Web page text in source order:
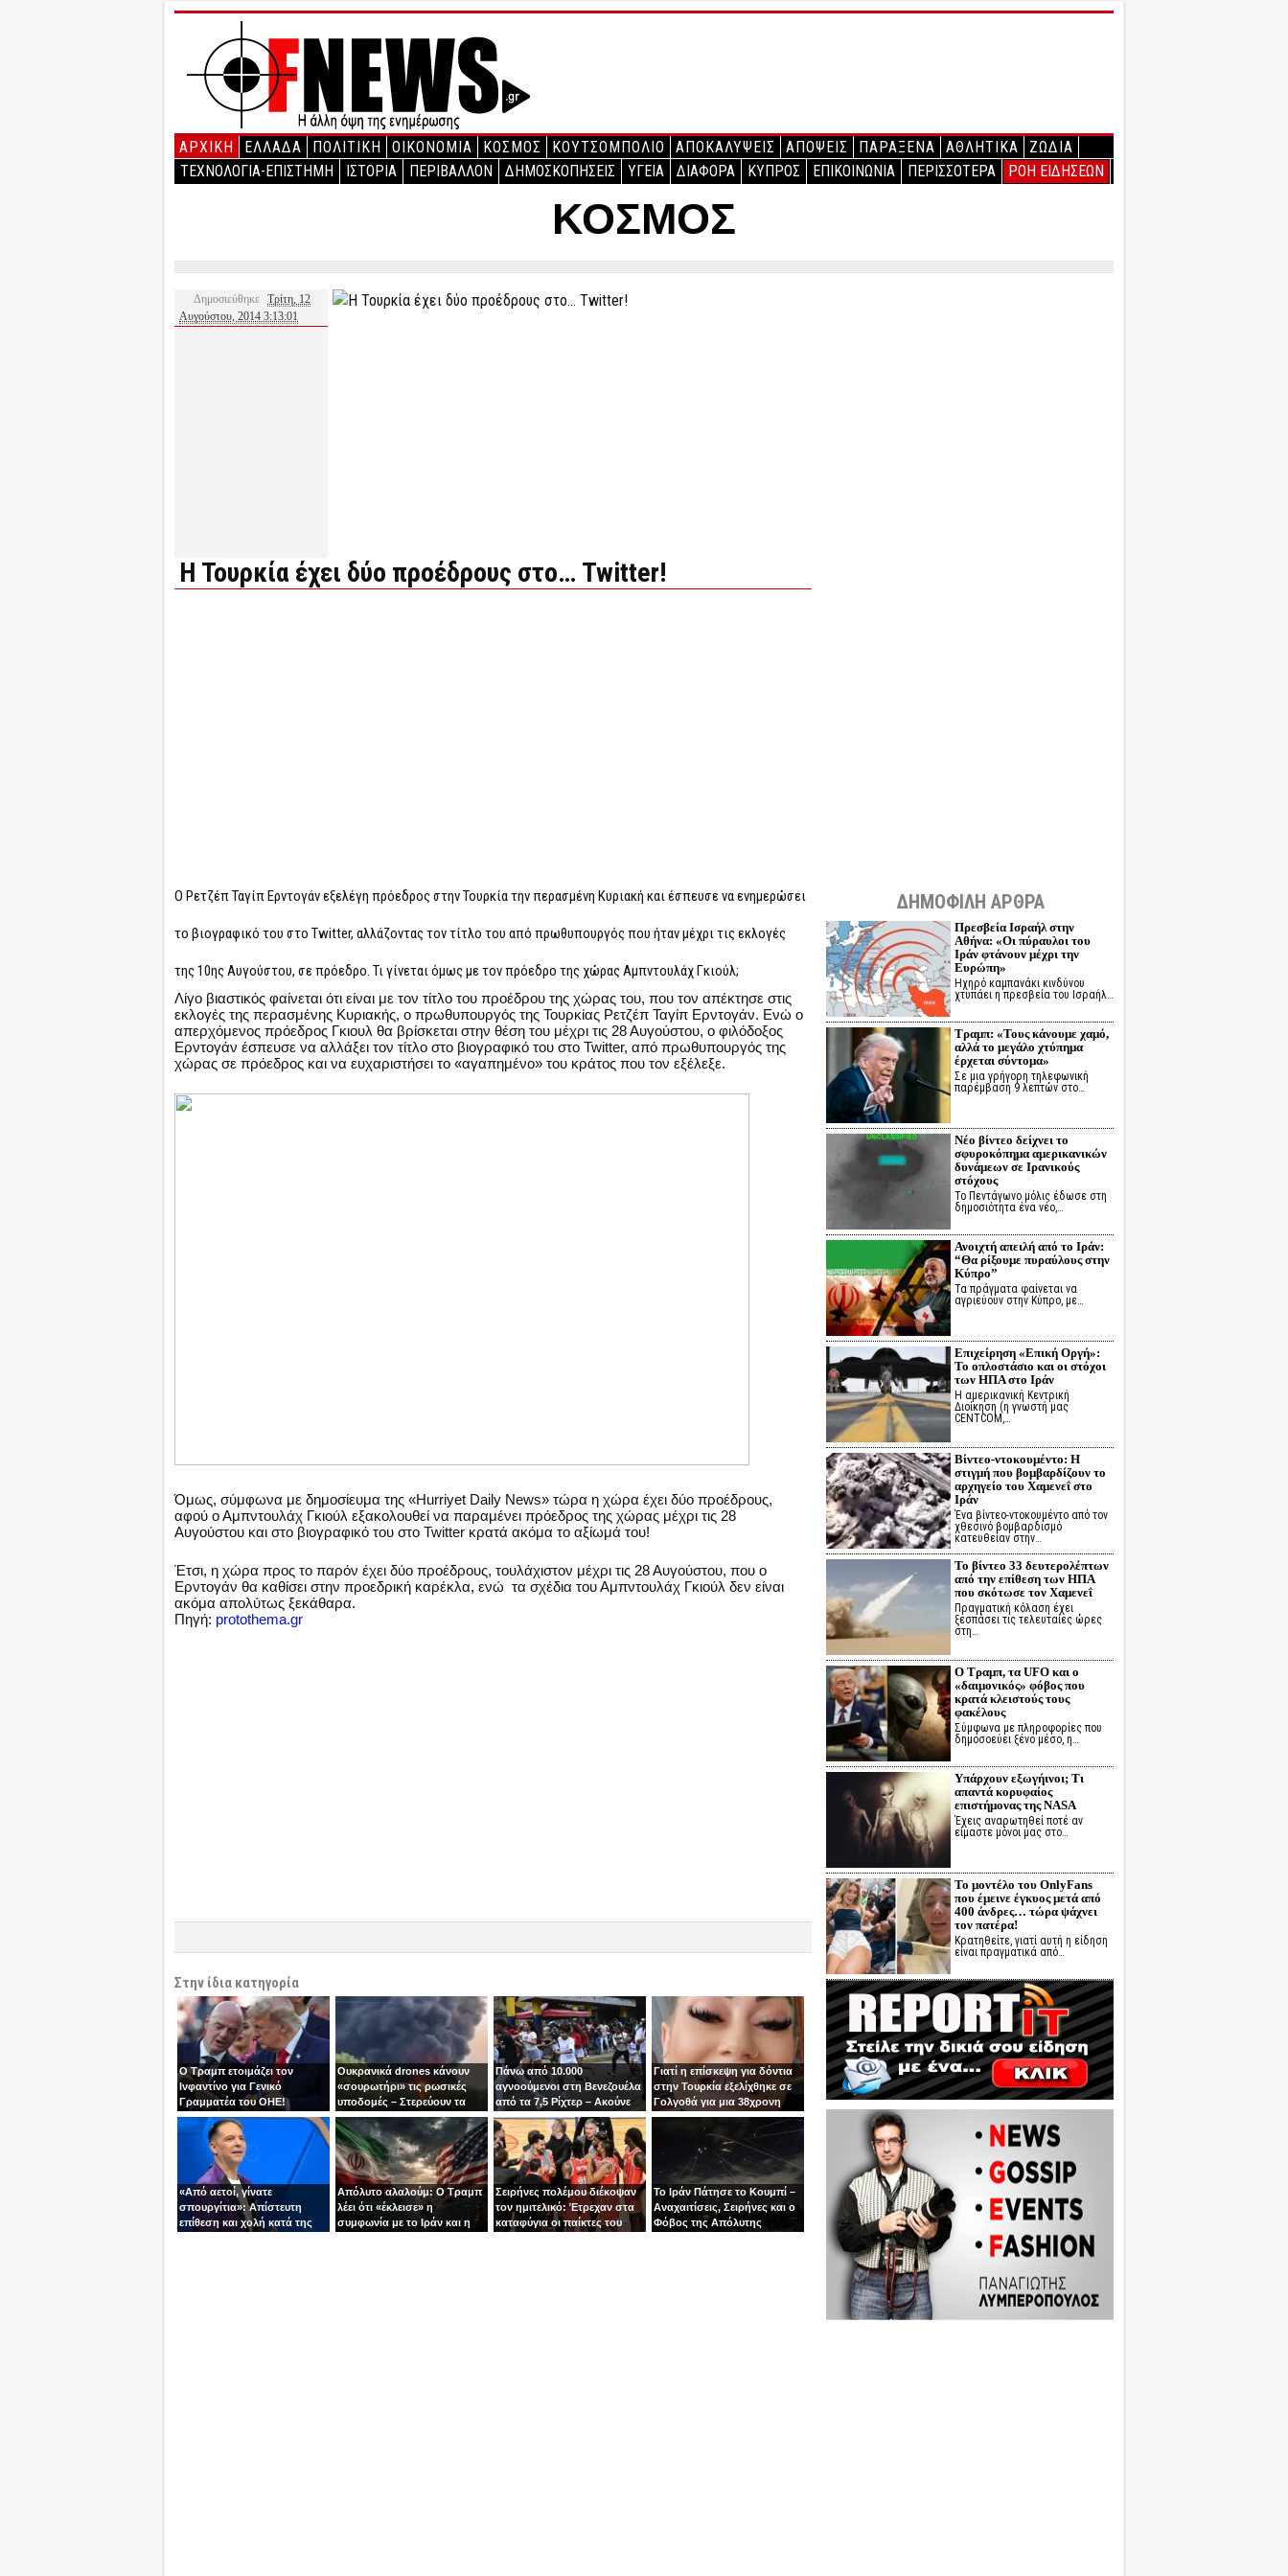
ΑΡΧΙΚΉ ΕΛΛΑΔΑ ΠΟΛΙΤΙΚΗ ΟΙΚΟΝΟΜΙΑ ΚΟΣΜΟΣ ΚΟΥΤΣΟΜΠΟΛΙΟ ΑΠΟΚΑΛΥΨΕΙΣ ΑΠΟΨΕΙΣ ΠΑΡΑΞΕΝΑ ΑΘΛΗΤΙΚΑ
ΖΩΔΙΑ
ΤΕΧΝΟΛΟΓΙΑ-ΕΠΙΣΤΗΜΗ
ΙΣΤΟΡΙΑ ΠΕΡΙΒΑΛΛΟΝ ΔΗΜΟΣΚΟΠΗΣΕΙΣ ΥΓΕΙΑ ΔΙΑΦΟΡΑ ΚΥΠΡΟΣ ΕΠΙΚΟΙΝΩΝΙΑ ΠΕΡΙΣΣΟΤΕΡΑ ΡΟΗ ΕΙΔΗΣΕΩΝ
ΚΟΣΜΟΣ
Δημοσιεύθηκε Τρίτη, 12
Αυγούστου, 2014 3:13:01
Η Τουρκία έχει δύο προέδρους στο… Twitter!
Ο Ρετζέπ Ταγίπ Ερντογάν εξελέγη πρόεδρος στην Τουρκία την περασμένη Κυριακή και έσπευσε να ενημερώσει
το βιογραφικό του στο Twitter, αλλάζοντας τον τίτλο του από πρωθυπουργός που ήταν μέχρι τις εκλογές
της 10ης Αυγούστου, σε πρόεδρο. Τι γίνεται όμως με τον πρόεδρο της χώρας Αμπντουλάχ Γκιούλ;
Λίγο βιαστικός φαίνεται ότι είναι με τον τίτλο του προέδρου της χώρας του, που τον απέκτησε στις
εκλογές της περασμένης Κυριακής, ο πρωθυπουργός της Τουρκίας Ρετζέπ Ταγίπ Ερντογάν. Ενώ ο
απερχόμενος πρόεδρος Γκιουλ θα βρίσκεται στην θέση του μέχρι τις 28 Αυγούστου, ο φιλόδοξος
Ερντογάν έσπευσε να αλλάξει τον τίτλο στο βιογραφικό του στο Twitter, από πρωθυπουργός της
χώρας σε πρόεδρος και να ευχαριστήσει το «αγαπημένο» του κράτος που τον εξέλεξε.
Όμως, σύμφωνα με δημοσίευμα της «Hurriyet Daily News» τώρα η χώρα έχει δύο προέδρους,
αφού ο Αμπντουλάχ Γκιούλ εξακολουθεί να παραμένει πρόεδρος της χώρας μέχρι τις 28
Αυγούστου και στο βιογραφικό του στο Twitter κρατά ακόμα το αξίωμά του!
Έτσι, η χώρα προς το παρόν έχει δύο προέδρους, τουλάχιστον μέχρι τις 28 Αυγούστου, που ο
Ερντογάν θα καθίσει στην προεδρική καρέκλα, ενώ τα σχέδια του Αμπντουλάχ Γκιούλ δεν είναι
ακόμα απολύτως ξεκάθαρα.
Πηγή: protothema.gr
Στην ίδια κατηγορία
Ο Τραμπ ετοιμάζει τον
Ινφαντίνο για Γενικό
Γραμματέα του ΟΗΕ!
Ουκρανικά drones κάνουν
«σουρωτήρι» τις ρωσικές
υποδομές – Στερεύουν τα
καύσιμα του Πούτιν
Πάνω από 10.000
αγνοούμενοι στη Βενεζουέλα
από τα 7,5 Ρίχτερ – Ακούνε
φωνές κάτω από τα
συντρίμμια
Γιατί η επίσκεψη για δόντια
στην Τουρκία εξελίχθηκε σε
Γολγοθά για μια 38χρονη
μητέρα
«Από αετοί, γίνατε
σπουργίτια»: Απίστευτη
επίθεση και χολή κατά της
Απόλυτο αλαλούμ: Ο Τραμπ
λέει ότι «έκλεισε» η
συμφωνία με το Ιράν και η
Σειρήνες πολέμου διέκοψαν
τον ημιτελικό: Έτρεχαν στα
καταφύγια οι παίκτες του
Το Ιράν Πάτησε το Κουμπί –
Αναχαιτίσεις, Σειρήνες και ο
Φόβος της Απόλυτης
ΔΗΜΟΦΙΛΗ ΑΡΘΡΑ
Πρεσβεία Ισραήλ στην
Αθήνα: «Οι πύραυλοι του
Ιράν φτάνουν μέχρι την
Ευρώπη»
Ηχηρό καμπανάκι κινδύνου
χτυπάει η πρεσβεία του Ισραήλ…
Τραμπ: «Τους κάνουμε χαμό,
αλλά το μεγάλο χτύπημα
έρχεται σύντομα»
Σε μια γρήγορη τηλεφωνική
παρέμβαση 9 λεπτών στο…
Νέο βίντεο δείχνει το
σφυροκόπημα αμερικανικών
δυνάμεων σε Ιρανικούς
στόχους
Το Πεντάγωνο μόλις έδωσε στη
δημοσιότητα ένα νέο,…
Ανοιχτή απειλή από το Ιράν:
“Θα ρίξουμε πυραύλους στην
Κύπρο”
Τα πράγματα φαίνεται να
αγριεύουν στην Κύπρο, με…
Επιχείρηση «Επική Οργή»:
Το οπλοστάσιο και οι στόχοι
των ΗΠΑ στο Ιράν
Η αμερικανική Κεντρική
Διοίκηση (η γνωστή μας
CENTCOM,…
Βίντεο-ντοκουμέντο: Η
στιγμή που βομβαρδίζουν το
αρχηγείο του Χαμενεΐ στο
Ιράν
Ένα βίντεο-ντοκουμέντο από τον
χθεσινό βομβαρδισμό
κατευθείαν στην…
Το βίντεο 33 δευτερολέπτων
από την επίθεση των ΗΠΑ
που σκότωσε τον Χαμενεΐ
Πραγματική κόλαση έχει
ξεσπάσει τις τελευταίες ώρες
στη…
Ο Τραμπ, τα UFO και ο
«δαιμονικός» φόβος που
κρατά κλειστούς τους
φακέλους
Σύμφωνα με πληροφορίες που
δημοσοεύει ξένο μέσο, η…
Υπάρχουν εξωγήινοι; Τι
απαντά κορυφαίος
επιστήμονας της NASA
Έχεις αναρωτηθεί ποτέ αν
είμαστε μόνοι μας στο…
Το μοντέλο του OnlyFans
που έμεινε έγκυος μετά από
400 άνδρες… τώρα ψάχνει
τον πατέρα!
Κρατηθείτε, γιατί αυτή η είδηση
είναι πραγματικά από…